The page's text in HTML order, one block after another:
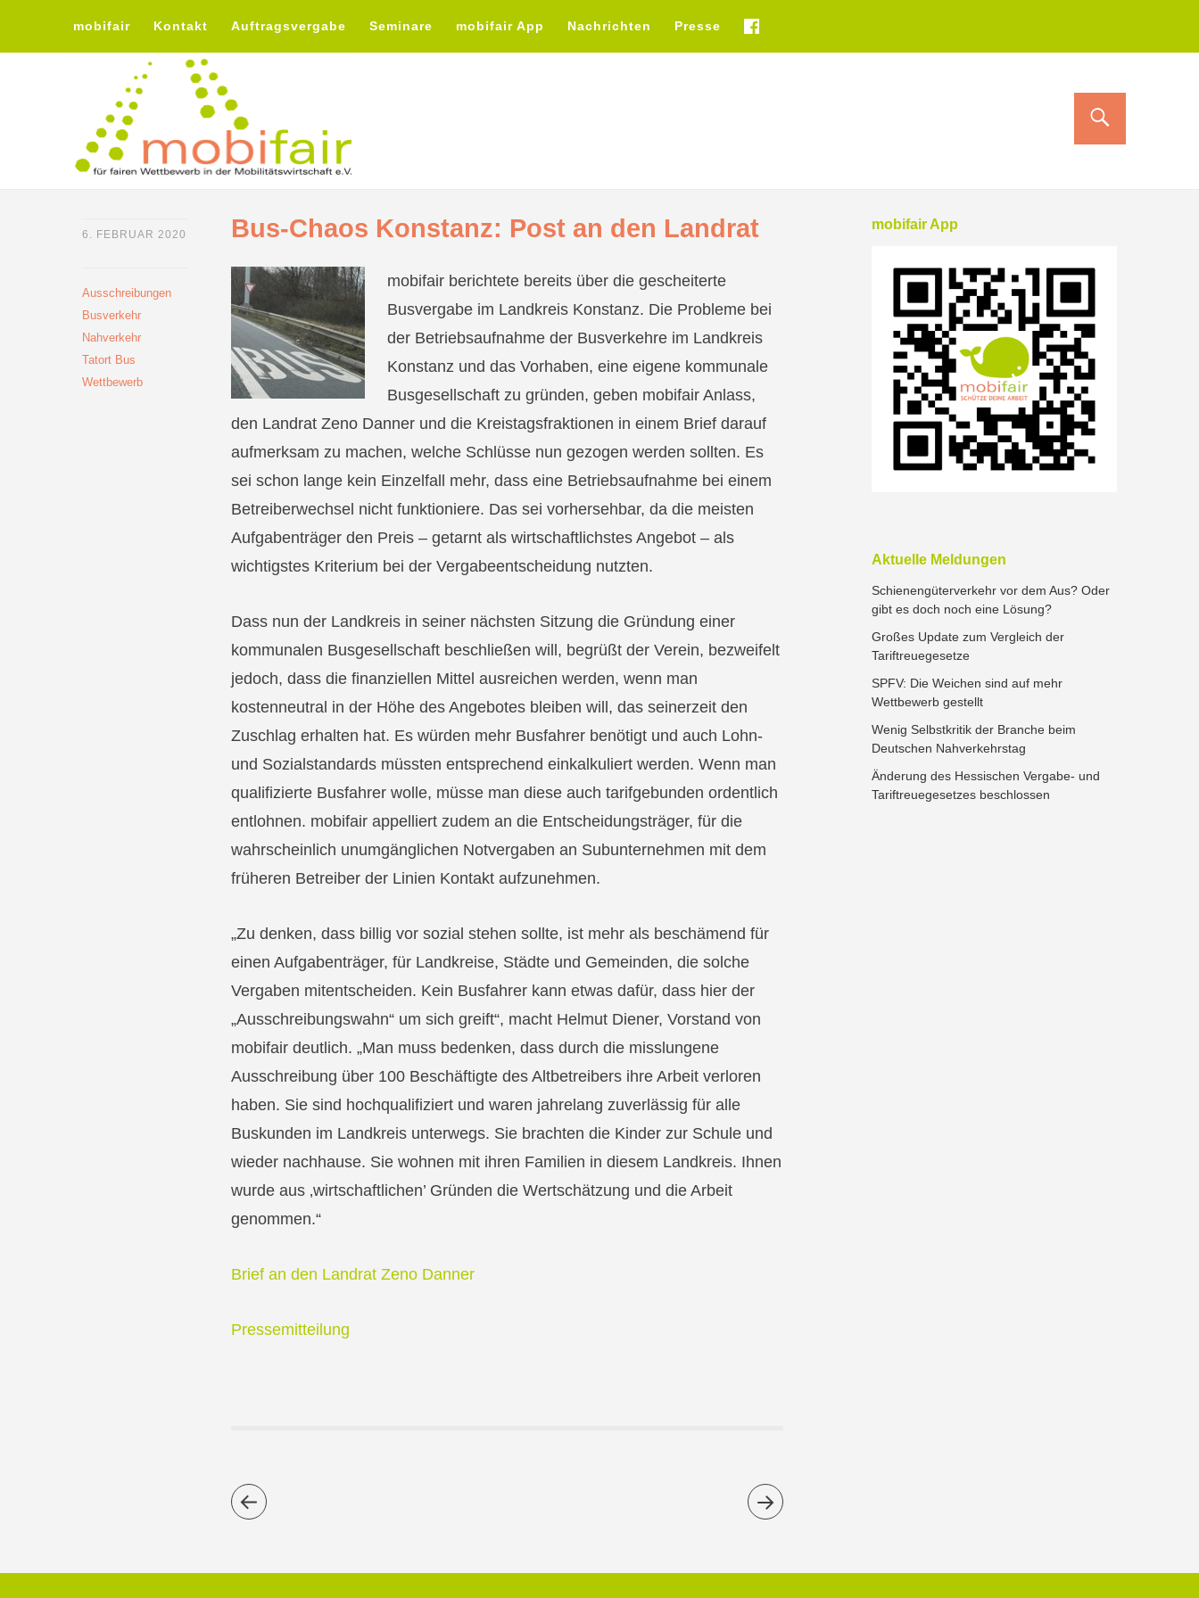
mobifair Kontakt Auftragsvergabe Seminare mobifair App Nachrichten Presse fb
6. FEBRUAR 2020
Ausschreibungen
Busverkehr
Nahverkehr
Tatort Bus
Wettbewerb
Bus-Chaos Konstanz: Post an den Landrat
mobifair berichtete bereits über die gescheiterte
Busvergabe im Landkreis Konstanz. Die Probleme bei
der Betriebsaufnahme der Busverkehre im Landkreis
Konstanz und das Vorhaben, eine eigene kommunale
Busgesellschaft zu gründen, geben mobifair Anlass,
den Landrat Zeno Danner und die Kreistagsfraktionen in einem Brief darauf
aufmerksam zu machen, welche Schlüsse nun gezogen werden sollten. Es
sei schon lange kein Einzelfall mehr, dass eine Betriebsaufnahme bei einem
Betreiberwechsel nicht funktioniere. Das sei vorhersehbar, da die meisten
Aufgabenträger den Preis – getarnt als wirtschaftlichstes Angebot – als
wichtigstes Kriterium bei der Vergabeentscheidung nutzten.
Dass nun der Landkreis in seiner nächsten Sitzung die Gründung einer
kommunalen Busgesellschaft beschließen will, begrüßt der Verein, bezweifelt
jedoch, dass die finanziellen Mittel ausreichen werden, wenn man
kostenneutral in der Höhe des Angebotes bleiben will, das seinerzeit den
Zuschlag erhalten hat. Es würden mehr Busfahrer benötigt und auch Lohn-
und Sozialstandards müssten entsprechend einkalkuliert werden. Wenn man
qualifizierte Busfahrer wolle, müsse man diese auch tarifgebunden ordentlich
entlohnen. mobifair appelliert zudem an die Entscheidungsträger, für die
wahrscheinlich unumgänglichen Notvergaben an Subunternehmen mit dem
früheren Betreiber der Linien Kontakt aufzunehmen.
„Zu denken, dass billig vor sozial stehen sollte, ist mehr als beschämend für
einen Aufgabenträger, für Landkreise, Städte und Gemeinden, die solche
Vergaben mitentscheiden. Kein Busfahrer kann etwas dafür, dass hier der
„Ausschreibungswahn“ um sich greift“, macht Helmut Diener, Vorstand von
mobifair deutlich. „Man muss bedenken, dass durch die misslungene
Ausschreibung über 100 Beschäftigte des Altbetreibers ihre Arbeit verloren
haben. Sie sind hochqualifiziert und waren jahrelang zuverlässig für alle
Buskunden im Landkreis unterwegs. Sie brachten die Kinder zur Schule und
wieder nachhause. Sie wohnen mit ihren Familien in diesem Landkreis. Ihnen
wurde aus ‚wirtschaftlichen’ Gründen die Wertschätzung und die Arbeit
genommen.“
Brief an den Landrat Zeno Danner
Pressemitteilung
mobifair App
Aktuelle Meldungen
Schienengüterverkehr vor dem Aus? Oder
gibt es doch noch eine Lösung?
Großes Update zum Vergleich der
Tariftreuegesetze
SPFV: Die Weichen sind auf mehr
Wettbewerb gestellt
Wenig Selbstkritik der Branche beim
Deutschen Nahverkehrstag
Änderung des Hessischen Vergabe- und
Tariftreuegesetzes beschlossen